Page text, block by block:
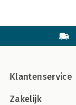
Klantenservice
Zakelijk